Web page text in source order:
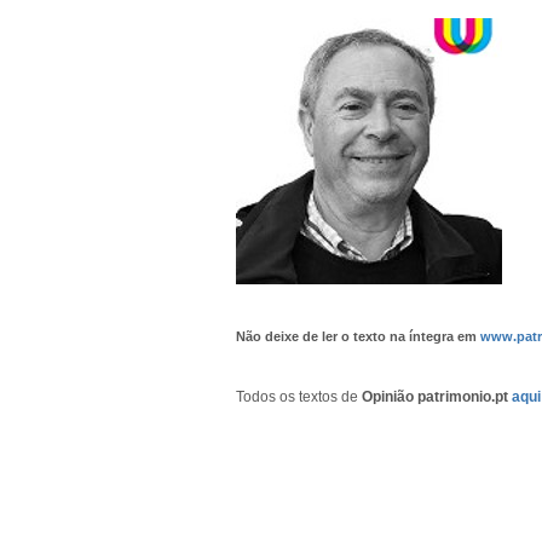
Não deixe de ler o texto na íntegra em
Todos os textos de Opinião patrimonio.pt aqui